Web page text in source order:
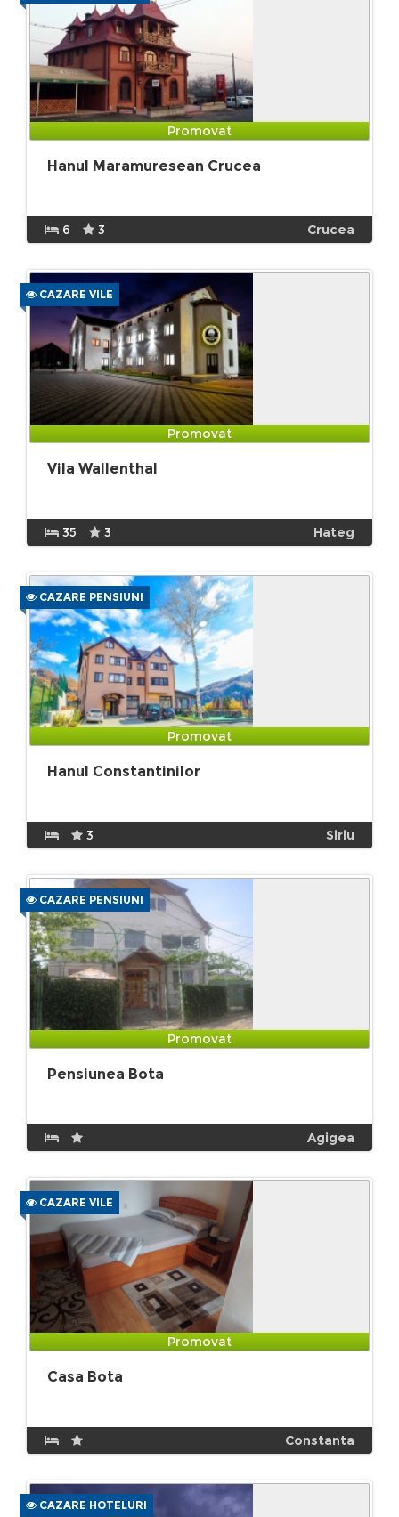
Promovat
Hanul Maramuresean Crucea
6 3 Crucea
CAZARE VILE
Promovat
Vila Wallenthal
35 3 Hateg
CAZARE PENSIUNI
Promovat
Hanul Constantinilor
3 Siriu
CAZARE PENSIUNI
Promovat
Pensiunea Bota
Agigea
CAZARE VILE
Promovat
Casa Bota
Constanta
CAZARE HOTELURI